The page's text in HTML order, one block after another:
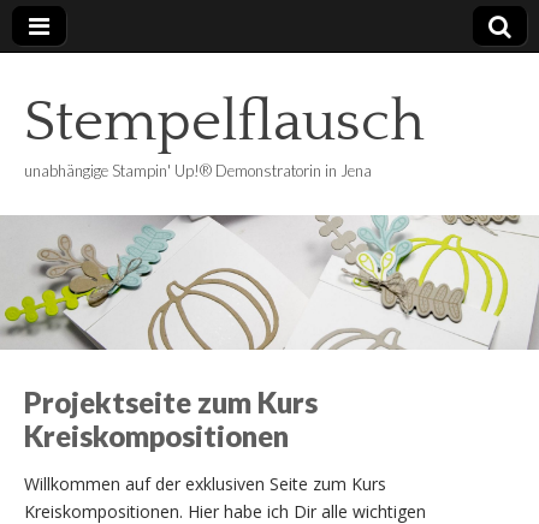
Stempelflausch
unabhängige Stampin' Up!® Demonstratorin in Jena
Projektseite zum Kurs
Kreiskompositionen
Willkommen auf der exklusiven Seite zum Kurs
Kreiskompositionen. Hier habe ich Dir alle wichtigen